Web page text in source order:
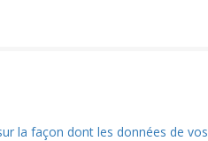
la façon dont les données de vos